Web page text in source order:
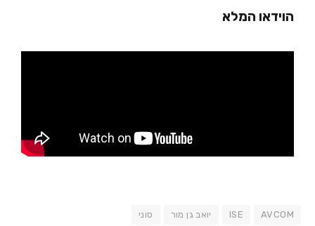
הוידאו המלא
AVCOM
ISE יואב גן מור סוני